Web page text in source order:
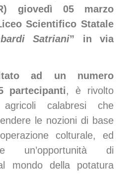
giovedì 05 marzo
Scientifico Statale
Satriani” in via
ad un numero
partecipanti, è rivolto
calabresi che
le nozioni di base
colturale, ed
un’opportunità di
mondo della potatura